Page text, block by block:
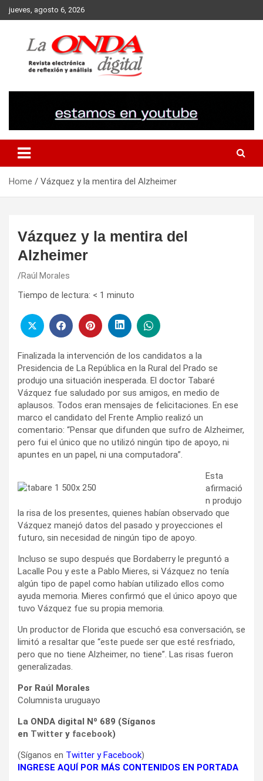
Skip
to
jueves, agosto 6, 2026
Home Vázquez y la mentira del Alzheimer
Vázquez y la mentira del
Alzheimer
Raúl Morales
Tiempo de lectura: < 1 minuto
Finalizada la intervención de los candidatos a la
Presidencia de La República en la Rural del Prado se
produjo una situación inesperada. El doctor Tabaré
Vázquez fue saludado por sus amigos, en medio de
aplausos. Todos eran mensajes de felicitaciones. En ese
marco el candidato del Frente Amplio realizó un
comentario: “Pensar que difunden que sufro de Alzheimer,
pero fui el único que no utilizó ningún tipo de apoyo, ni
apuntes en un papel, ni una computadora”.
Esta
afirmació
n produjo
la risa de los presentes, quienes habían observado que
Vázquez manejó datos del pasado y proyecciones el
futuro, sin necesidad de ningún tipo de apoyo.
Incluso se supo después que Bordaberry le preguntó a
Lacalle Pou y este a Pablo Mieres, si Vázquez no tenía
algún tipo de papel como habían utilizado ellos como
ayuda memoria. Mieres confirmó que el único apoyo que
tuvo Vázquez fue su propia memoria.
Un productor de Florida que escuchó esa conversación, se
limitó a resaltar que “este puede ser que esté resfriado,
pero que no tiene Alzheimer, no tiene”. Las risas fueron
generalizadas.
Por Raúl Morales
Columnista uruguayo
La ONDA digital Nº 689 (Síganos
en Twitter y facebook)
(Síganos en Twitter yFacebook)
INGRESE AQUÍ POR MÁS CONTENIDOS EN PORTADA